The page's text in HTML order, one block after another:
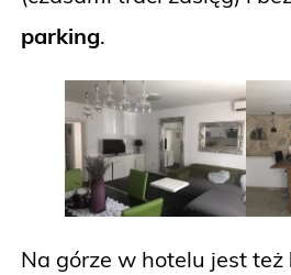
parking.
Na górze w hotelu jest też